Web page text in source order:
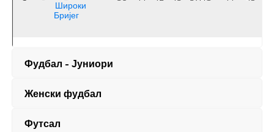
Фудбал - Јуниори
Женски фудбал
Футсал